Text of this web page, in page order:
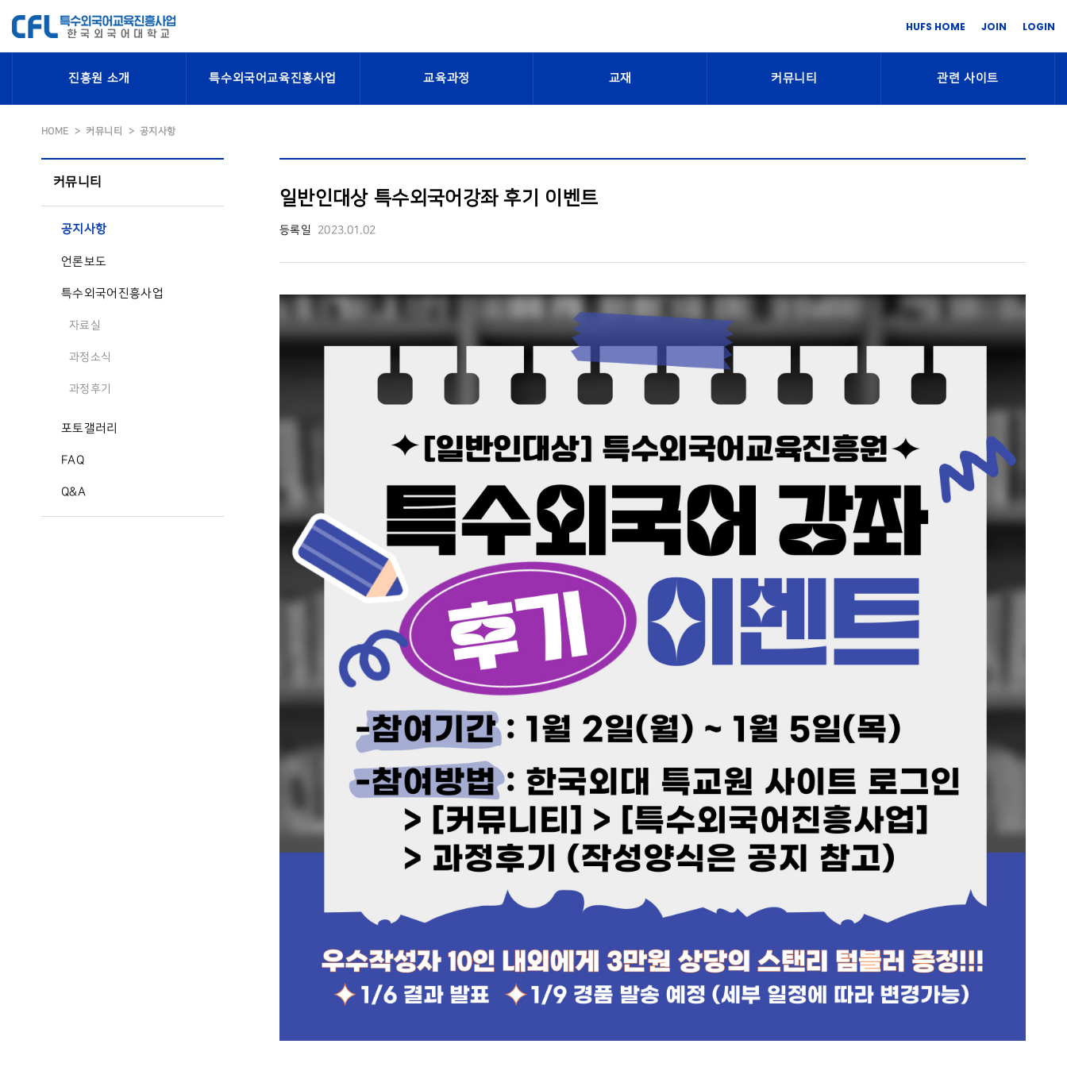
HUFS HOME JOIN LOGIN
진흥원 소개 특수외국어교육진흥사업 교육과정 교재 커뮤니티 관련 사이트
HOME 커뮤니티 공지사항
커뮤니티
공지사항
언론보도
특수외국어진흥사업
자료실
과정소식
과정후기
포토갤러리
FAQ
Q&A
일반인대상 특수외국어강좌 후기 이벤트
등록일 2023.01.02